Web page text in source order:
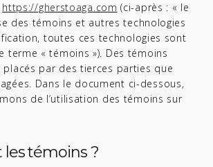
https://gherstoaga.com (ci-après : « le
des témoins et autres technologies
toutes ces technologies sont
terme « témoins »). Des témoins
placés par des tierces parties que
Dans le document ci-dessous,
de l’utilisation des témoins sur
les témoins ?